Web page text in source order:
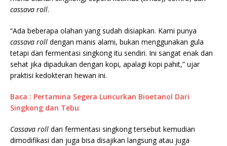
cassava roll.
“Ada beberapa olahan yang sudah disiapkan. Kami punya
cassava roll dengan manis alami, bukan menggunakan gula
tetapi dari fermentasi singkong itu sendiri. Ini sangat enak dan
sehat jika dipadukan dengan kopi, apalagi kopi pahit,” ujar
praktisi kedokteran hewan ini.
Baca : Pertamina Segera Luncurkan Bioetanol Dari
Singkong dan Tebu
Cassava roll dari fermentasi singkong tersebut kemudian
dimodifikasi dan juga bisa disajikan langsung atau juga